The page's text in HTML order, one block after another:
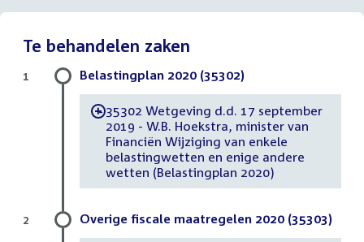
Te behandelen zaken
Belastingplan 2020 (35302)
-35302 Wetgeving d.d. 17 september
2019 - W.B. Hoekstra, minister van
Financiën Wijziging van enkele
belastingwetten en enige andere
wetten (Belastingplan 2020)
1
Overige fiscale maatregelen 2020 (35303)
2